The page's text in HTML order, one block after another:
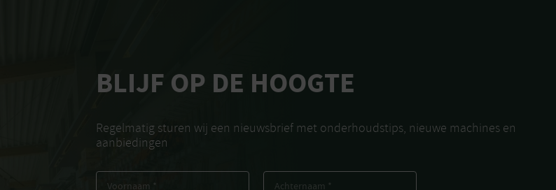
BLIJF OP DE HOOGTE
Regelmatig sturen wij een nieuwsbrief met onderhoudstips, nieuwe machines en
aanbiedingen